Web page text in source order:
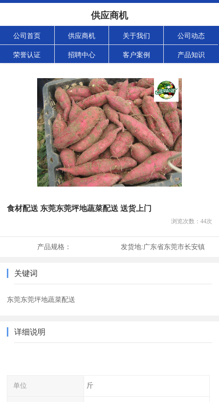
供应商机
公司首页 供应商机 关于我们 公司动态
荣誉认证 招聘中心 客户案例 产品知识
食材配送 东莞东莞坪地蔬菜配送 送货上门
浏览次数： 44次
产品规格： 发货地:广东省东莞市长安镇
关键词
东莞东莞坪地蔬菜配送
详细说明
单位 斤